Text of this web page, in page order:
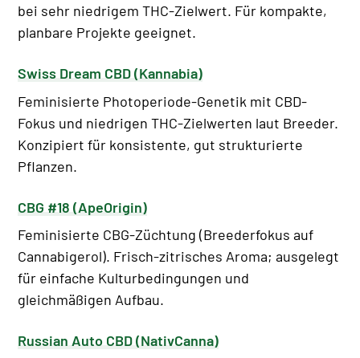
bei sehr niedrigem THC-Zielwert. Für kompakte,
planbare Projekte geeignet.
Swiss Dream CBD (Kannabia)
Feminisierte Photoperiode-Genetik mit CBD-
Fokus und niedrigen THC-Zielwerten laut Breeder.
Konzipiert für konsistente, gut strukturierte
Pflanzen.
CBG #18 (ApeOrigin)
Feminisierte CBG-Züchtung (Breederfokus auf
Cannabigerol). Frisch-zitrisches Aroma; ausgelegt
für einfache Kulturbedingungen und
gleichmäßigen Aufbau.
Russian Auto CBD (NativCanna)